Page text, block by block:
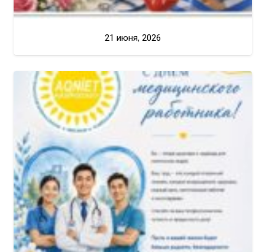
21 июня, 2026